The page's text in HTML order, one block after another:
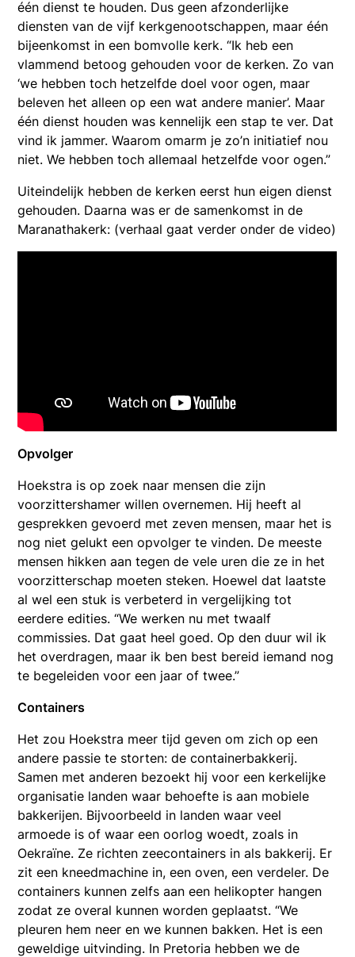
één dienst te houden. Dus geen afzonderlijke
diensten van de vijf kerkgenootschappen, maar één
bijeenkomst in een bomvolle kerk. “Ik heb een
vlammend betoog gehouden voor de kerken. Zo van
‘we hebben toch hetzelfde doel voor ogen, maar
beleven het alleen op een wat andere manier’. Maar
één dienst houden was kennelijk een stap te ver. Dat
vind ik jammer. Waarom omarm je zo’n initiatief nou
niet. We hebben toch allemaal hetzelfde voor ogen.”
Uiteindelijk hebben de kerken eerst hun eigen dienst
gehouden. Daarna was er de samenkomst in de
Maranathakerk: (verhaal gaat verder onder de video)
Opvolger
Hoekstra is op zoek naar mensen die zijn
voorzittershamer willen overnemen. Hij heeft al
gesprekken gevoerd met zeven mensen, maar het is
nog niet gelukt een opvolger te vinden. De meeste
mensen hikken aan tegen de vele uren die ze in het
voorzitterschap moeten steken. Hoewel dat laatste
al wel een stuk is verbeterd in vergelijking tot
eerdere edities. “We werken nu met twaalf
commissies. Dat gaat heel goed. Op den duur wil ik
het overdragen, maar ik ben best bereid iemand nog
te begeleiden voor een jaar of twee.”
Containers
Het zou Hoekstra meer tijd geven om zich op een
andere passie te storten: de containerbakkerij.
Samen met anderen bezoekt hij voor een kerkelijke
organisatie landen waar behoefte is aan mobiele
bakkerijen. Bijvoorbeeld in landen waar veel
armoede is of waar een oorlog woedt, zoals in
Oekraïne. Ze richten zeecontainers in als bakkerij. Er
zit een kneedmachine in, een oven, een verdeler. De
containers kunnen zelfs aan een helikopter hangen
zodat ze overal kunnen worden geplaatst. “We
pleuren hem neer en we kunnen bakken. Het is een
geweldige uitvinding. In Pretoria hebben we de